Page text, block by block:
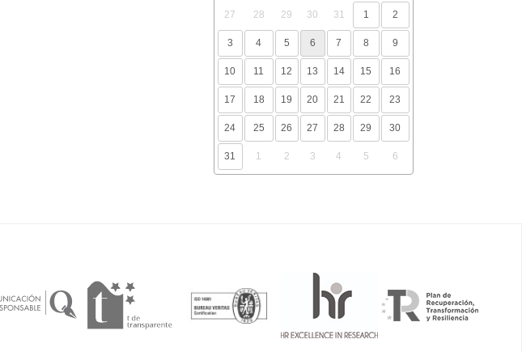
27 28 29 30 31 1 2
3 4 5 6 7 8 9
10 11 12 13 14 15 16
17 18 19 20 21 22 23
24 25 26 27 28 29 30
31 1 2 3 4 5 6